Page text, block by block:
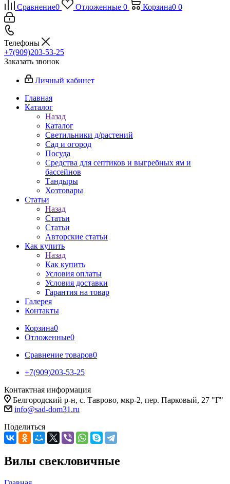
Сравнение0 Отложенные 0 Корзина0 0
Телефоны
+7(909)203-53-25
Заказать звонок
Личный кабинет
Главная
Каталог
Назад
Каталог
Светильники д/растений
Сад и огород
Посуда
Средства для септиков и выгребных ям и
бассейнов
Тандыры
Хозтовары
Статьи
Назад
Статьи
Статьи
Авторские статьи
Как купить
Назад
Как купить
Условия оплаты
Условия доставки
Гарантия на товар
Галерея
Контакты
Корзина0
Отложенные0
Сравнение товаров0
+7(909)203-53-25
Контактная информация
Белгородский р-н, с. Таврово, мкр-2, пер. Парковый, 27 "Г"
info@sad-dom31.ru
Поделиться
Вилы свекловичные